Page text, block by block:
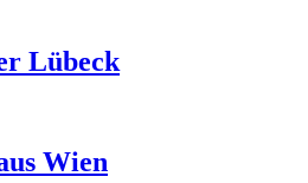
Lübeck
Wien